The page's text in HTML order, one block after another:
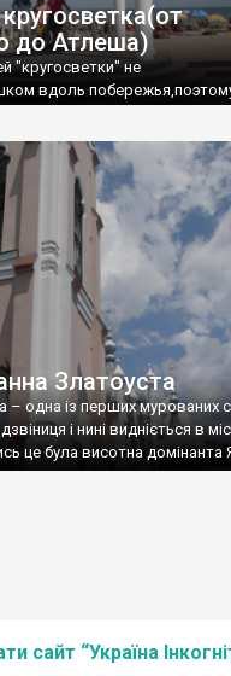
до Атлеша)
"кругосветки" не
вдоль
Златоуста
– одна із перших мурованих
і нині видніється в
це була висотна домінанта
сайт “Україна